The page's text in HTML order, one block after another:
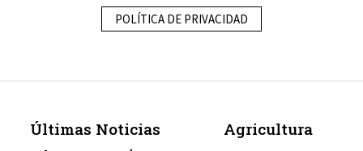
POLÍTICA DE PRIVACIDAD
Últimas Noticias
Agricultura